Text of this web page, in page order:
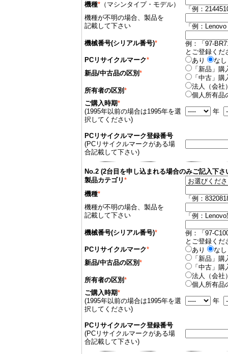
機種* （マシンタイプ・モデル）
「例：
機種が不明の場合、製品を
記載して下さい
「例：
機械番号(シリアル番号)*
例：「97-
とご登録くだ
PCリサイクルマーク* あり
なし
新品/中古品の区別 *
「新品」
「中古」
所有者の区別 *
法人（会社
個人所有品
ご購入時期*
(1995年以前の場合は1995年を選
択してください)
年
PCリサイクルマーク登録番号
(PCリサイクルマークがある場
合記載して下さい)
No.2 (2台目を申し込まれる場合のみご記入下さ
製品カテゴリ*
機種*
「例：
機種が不明の場合、製品を
記載して下さい
「例：
機械番号(シリアル番号)*
例：「97-
とご登録くだ
PCリサイクルマーク* あり
なし
新品/中古品の区別 *
「新品」
「中古」
所有者の区別 *
法人（会社
個人所有品
ご購入時期*
(1995年以前の場合は1995年を選
択してください)
年
PCリサイクルマーク登録番号
(PCリサイクルマークがある場
合記載して下さい)